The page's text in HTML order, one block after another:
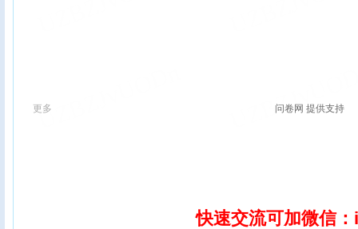
快速交流可加微信